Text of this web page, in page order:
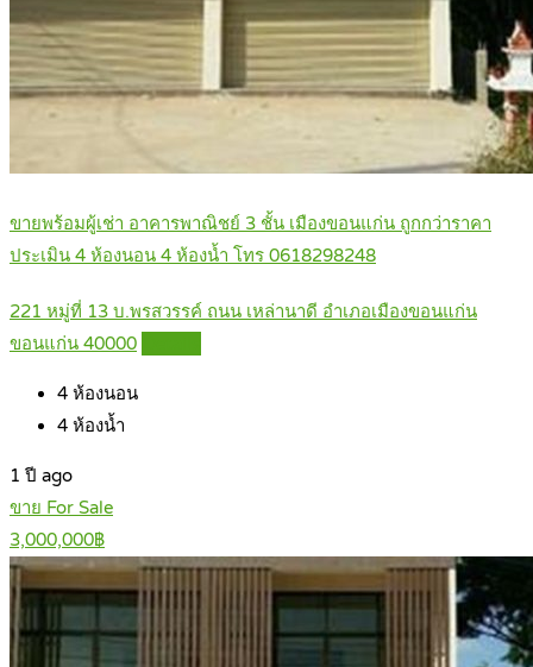
ขายพร้อมผู้เช่า อาคารพาณิชย์ 3 ชั้น เมืองขอนแก่น ถูกกว่าราคา
ประเมิน 4 ห้องนอน 4 ห้องน้ำ โทร 0618298248
221 หมู่ที่ 13 บ.พรสวรรค์ ถนน เหล่านาดี อำเภอเมืองขอนแก่น
ขอนแก่น 40000
4 ห้องนอน
4 ห้องน้ำ
1 ปี ago
ขาย For Sale
3,000,000฿